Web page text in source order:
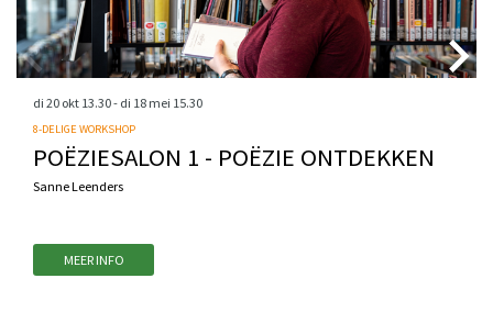
POËZIESALON 1 - POËZIE ONTDEKKEN
Sanne Leenders
8-DELIGE WORKSHOP
di 20 okt 13.30- di 18 mei 15.30
MEER INFO